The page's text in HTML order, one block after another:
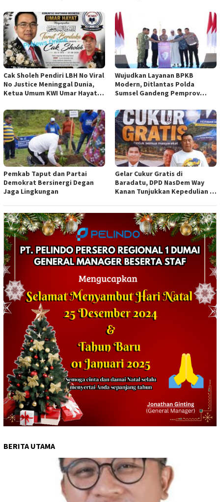
Cak Sholeh Pendiri LBH No Viral
No Justice Meninggal Dunia,
Ketua Umum KWI Umar Hayat
Wujudkan Layanan BPKB
Modern, Ditlantas Polda
Sumsel Gandeng Pemprov
Pemkab Taput dan Partai
Demokrat Bersinergi Degan
Jaga Lingkungan
Gelar Cukur Gratis di
Baradatu, DPD NasDem Way
Kanan Tunjukkan Kepedulian di
BERITA UTAMA